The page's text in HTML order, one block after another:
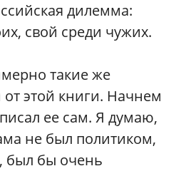
дилемма:
свой среди чужих.
такие же
этой книги. Начнем
ее сам. Я думаю,
не был политиком,
был бы очень